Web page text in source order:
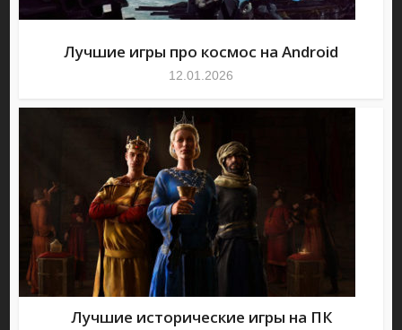
Лучшие игры про космос на Android
12.01.2026
Лучшие исторические игры на ПК